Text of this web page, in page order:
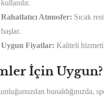
kullanılır.
Rahatlatıcı Atmosfer: Sıcak
başlar.
Uygun Fiyatlar: Kaliteli hizmeti
İçin Uygun?
bunaldığınızda,